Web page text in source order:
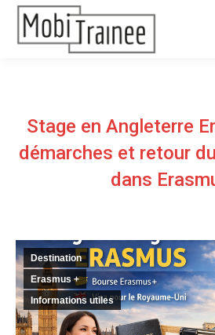
Stage en Angleterre
démarches et retour
dans
Destination
Erasmus +
Informations utiles